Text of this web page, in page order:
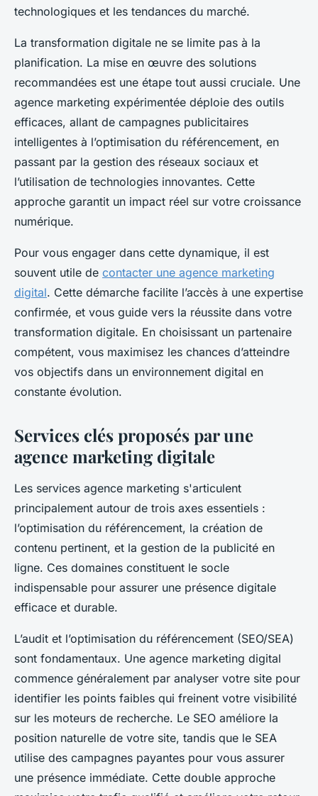
technologiques et les tendances du marché.
La transformation digitale ne se limite pas à la
planification. La mise en œuvre des solutions
recommandées est une étape tout aussi cruciale. Une
agence marketing expérimentée déploie des outils
efficaces, allant de campagnes publicitaires
intelligentes à l’optimisation du référencement, en
passant par la gestion des réseaux sociaux et
l’utilisation de technologies innovantes. Cette
approche garantit un impact réel sur votre croissance
numérique.
Pour vous engager dans cette dynamique, il est
souvent utile de contacter une agence marketing
digital. Cette démarche facilite l’accès à une expertise
confirmée, et vous guide vers la réussite dans votre
transformation digitale. En choisissant un partenaire
compétent, vous maximisez les chances d’atteindre
vos objectifs dans un environnement digital en
constante évolution.
Services clés proposés par une
agence marketing digitale
Les services agence marketing s'articulent
principalement autour de trois axes essentiels :
l’optimisation du référencement, la création de
contenu pertinent, et la gestion de la publicité en
ligne. Ces domaines constituent le socle
indispensable pour assurer une présence digitale
efficace et durable.
L’audit et l’optimisation du référencement (SEO/SEA)
sont fondamentaux. Une agence marketing digital
commence généralement par analyser votre site pour
identifier les points faibles qui freinent votre visibilité
sur les moteurs de recherche. Le SEO améliore la
position naturelle de votre site, tandis que le SEA
utilise des campagnes payantes pour vous assurer
une présence immédiate. Cette double approche